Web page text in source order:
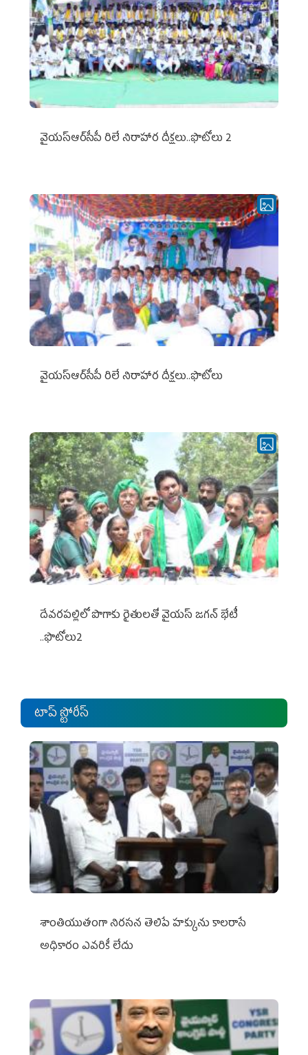
వైయ‌స్ఆర్‌సీపీ రిలే నిరాహార దీక్షలు..ఫొటోలు 2
వైయ‌స్ఆర్‌సీపీ రిలే నిరాహార దీక్షలు..ఫొటోలు
దేవరపల్లిలో పొగాకు రైతులతో వైయస్ జగన్ భేటీ
..ఫొటోలు2
టాప్ స్టోరీస్
శాంతియుతంగా నిరసన తెలిపే హక్కును కాలరాసే
అధికారం ఎవరికీ లేదు